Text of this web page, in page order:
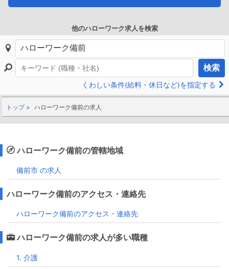
他のハローワーク求人を検索
検索
くわしい条件(給料・休日など)を指定する
トップ ハローワーク備前の求人
ハローワーク備前の管轄地域
備前市 の求人
ハローワーク備前のアクセス・連絡先
ハローワーク備前のアクセス・連絡先
ハローワーク備前の求人が多い職種
1. 介護